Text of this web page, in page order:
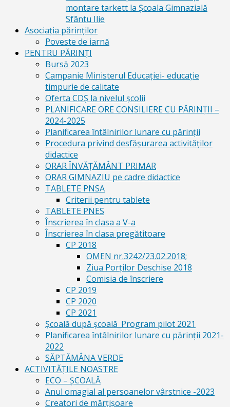
montare tarkett la Școala Gimnazială
Sfântu Ilie
Asociația părinților
Poveste de iarnă
PENTRU PĂRINȚI
Bursă 2023
Campanie Ministerul Educației- educație
timpurie de calitate
Oferta CDŞ la nivelul şcolii
PLANIFICARE ORE CONSILIERE CU PĂRINȚII –
2024-2025
Planificarea întâlnirilor lunare cu părinții
Procedura privind desfășurarea activităților
didactice
ORAR ÎNVĂȚĂMÂNT PRIMAR
ORAR GIMNAZIU pe cadre didactice
TABLETE PNSA
Criterii pentru tablete
TABLETE PNES
Înscrierea în clasa a V-a
Înscrierea în clasa pregătitoare
CP 2018
OMEN nr.3242/23.02.2018;
Ziua Porților Deschise 2018
Comisia de înscriere
CP 2019
CP 2020
CP 2021
Școală după școală_Program pilot 2021
Planificarea întâlnirilor lunare cu părinții 2021-
2022
SĂPTĂMÂNA VERDE
ACTIVITĂȚILE NOASTRE
ECO – ŞCOALĂ
Anul omagial al persoanelor vârstnice -2023
Creatori de mărțișoare